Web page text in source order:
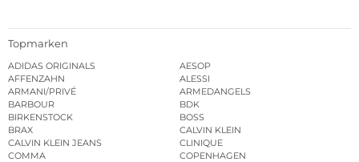
Topmarken
ADIDAS ORIGINALS
AESOP
AFFENZAHN
ALESSI
ARMANI/PRIVÉ
ARMEDANGELS
BARBOUR
BDK
BIRKENSTOCK
BOSS
BRAX
CALVIN KLEIN
CALVIN KLEIN JEANS
CLINIQUE
COMMA
COPENHAGEN